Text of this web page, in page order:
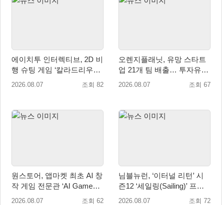
에이치투 인터렉티브, 2D 비
행 슈팅 게임 ‘칼라드리우스
2/다크 엘레멘트’ 올 겨울 전
2026.08.07 조회 82
오렌지플래닛, 유망 스타트
업 21개 팀 배출… 투자유치∙
매출성장 성과 눈길
2026.08.07 조회 67
원스토어, 앱마켓 최초 AI 창
작 게임 전문관 ‘AI Games’
오픈
2026.08.07 조회 62
님블뉴런, ‘이터널 리턴’ 시
즌12 ‘세일링(Sailing)’ 프리
시즌 시작
2026.08.07 조회 72